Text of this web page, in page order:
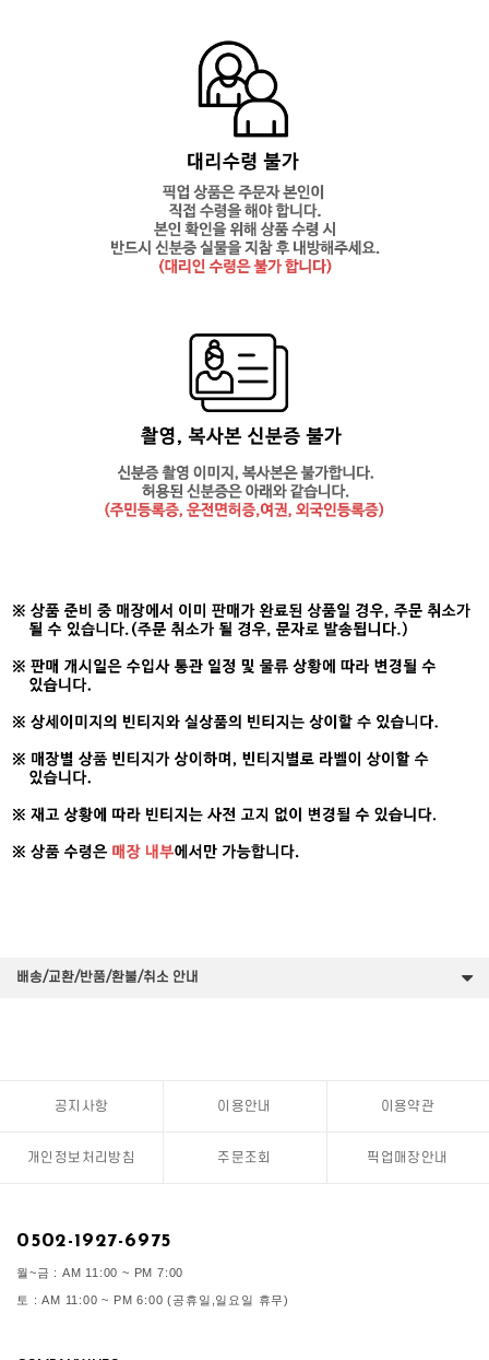
배송/교환/반품/환불/취소 안내
공지사항 이용안내 이용약관
개인정보처리방침 주문조회 픽업매장안내
0502-1927-6975
월~금 : AM 11:00 ~ PM 7:00
토 : AM 11:00 ~ PM 6:00 (공휴일,일요일 휴무)